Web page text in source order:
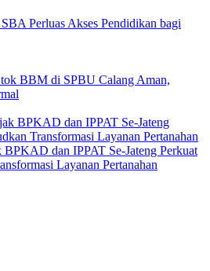
Perluas Akses Pendidikan bagi
BBM di SPBU Calang Aman,
dan IPPAT Se-Jateng Perkuat
Layanan Pertanahan